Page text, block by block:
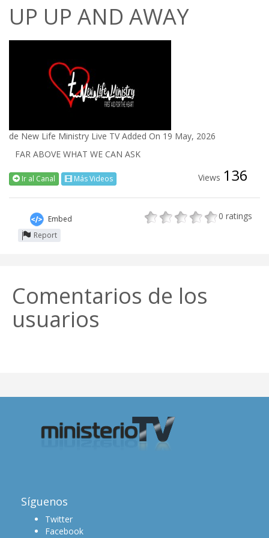
UP UP AND AWAY
de New Life Ministry Live TVAdded On 19 May, 2026
FAR ABOVE WHAT WE CAN ASK
Ir al Canal Más Videos Views 136
Embed
Report
0 ratings
Comentarios de los
usuarios
Síguenos
Twitter
Facebook